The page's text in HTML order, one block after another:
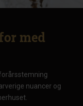
med
nuancer og